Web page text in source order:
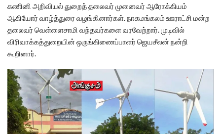
கணினி அறிவியல் துறைத் தலைவர் முனைவர் ஆரோக்கியம்
ஆகியோர் வாழ்த்துரை வழங்கினார்கள். நாகமங்கலம் ஊராட்சி மன்ற
தலைவர் வெள்ளைசாமி வந்தவர்களை வரவேற்றார். முடிவில்
விரிவாக்கத்துறையின் ஒருங்கிணைப்பாளர் ஜெயசீலன் நன்றி
கூறினார்.